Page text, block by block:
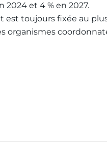
et 4 % en 2027.
toujours fixée au
organismes